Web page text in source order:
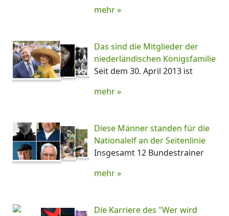
mehr »
Das sind die Mitglieder der
niederländischen Königsfamilie
Seit dem 30. April 2013 ist
mehr »
Diese Männer standen für die
Nationalelf an der Seitenlinie
Insgesamt 12 Bundestrainer
mehr »
Die Karriere des "Wer wird